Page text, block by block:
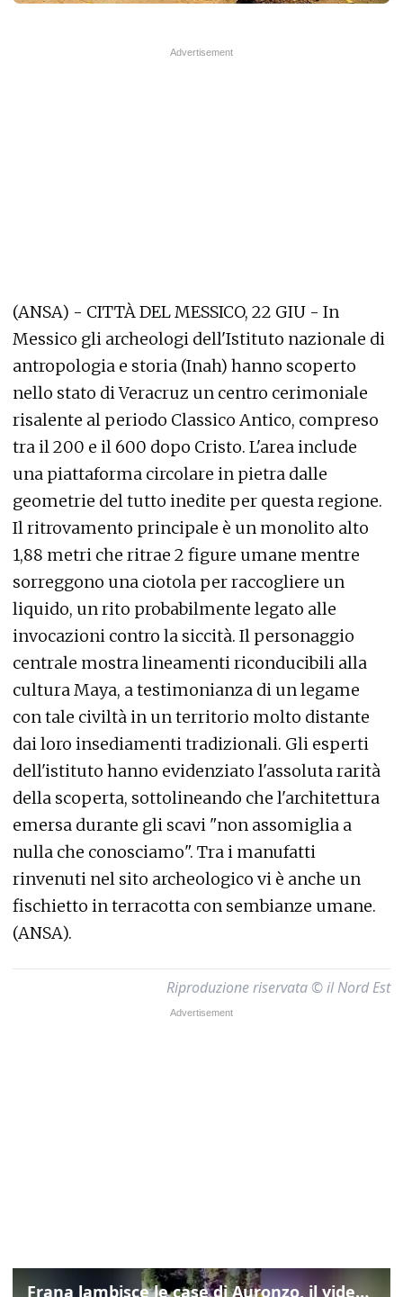
(ANSA) - CITTÀ DEL MESSICO, 22 GIU - In
Messico gli archeologi dell'Istituto nazionale di
antropologia e storia (Inah) hanno scoperto
nello stato di Veracruz un centro cerimoniale
risalente al periodo Classico Antico, compreso
tra il 200 e il 600 dopo Cristo. L'area include
una piattaforma circolare in pietra dalle
geometrie del tutto inedite per questa regione.
Il ritrovamento principale è un monolito alto
1,88 metri che ritrae 2 figure umane mentre
sorreggono una ciotola per raccogliere un
liquido, un rito probabilmente legato alle
invocazioni contro la siccità. Il personaggio
centrale mostra lineamenti riconducibili alla
cultura Maya, a testimonianza di un legame
con tale civiltà in un territorio molto distante
dai loro insediamenti tradizionali. Gli esperti
dell'istituto hanno evidenziato l'assoluta rarità
della scoperta, sottolineando che l'architettura
emersa durante gli scavi "non assomiglia a
nulla che conosciamo". Tra i manufatti
rinvenuti nel sito archeologico vi è anche un
fischietto in terracotta con sembianze umane.
(ANSA).
Riproduzione riservata © il Nord Est
Frana lambisce le case di Auronzo, il video dall'elicottero dei vigili del fuoco